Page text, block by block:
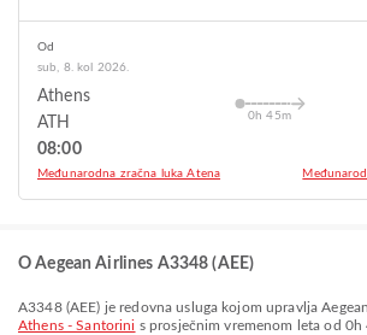
Od
sub, 8. kol 2026.
Athens
ATH
08:00
Međunarodna zračna luka Atena
0h 45m
O Aegean Airlines A3348 (AEE)
A3348(AEE) je redovna usluga kojom upravlja
Athens - Santorini s prosječnim vremenom leta od 0h